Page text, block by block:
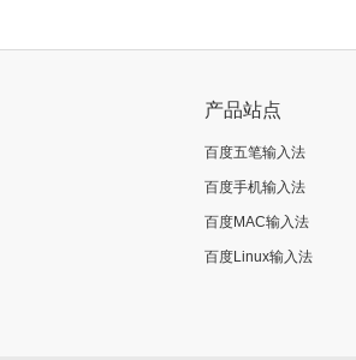
产品站点
百度五笔输入法
百度手机输入法
百度MAC输入法
百度Linux输入法